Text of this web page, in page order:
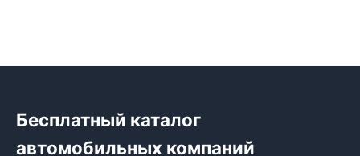
Бесплатный каталог
автомобильных компаний